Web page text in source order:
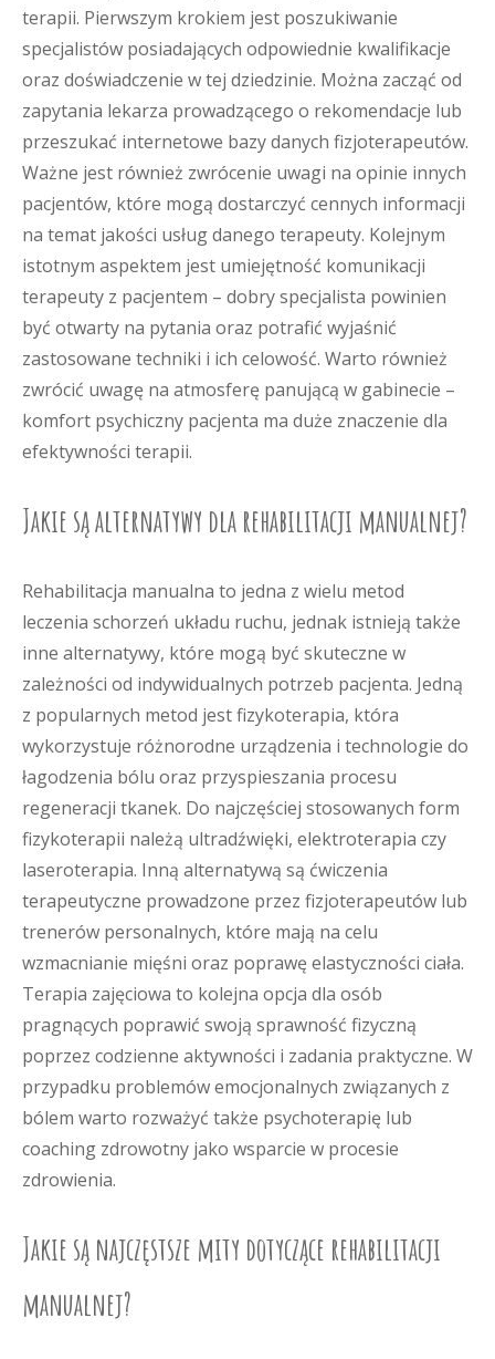
terapii. Pierwszym krokiem jest poszukiwanie
specjalistów posiadających odpowiednie kwalifikacje
oraz doświadczenie w tej dziedzinie. Można zacząć od
zapytania lekarza prowadzącego o rekomendacje lub
przeszukać internetowe bazy danych fizjoterapeutów.
Ważne jest również zwrócenie uwagi na opinie innych
pacjentów, które mogą dostarczyć cennych informacji
na temat jakości usług danego terapeuty. Kolejnym
istotnym aspektem jest umiejętność komunikacji
terapeuty z pacjentem – dobry specjalista powinien
być otwarty na pytania oraz potrafić wyjaśnić
zastosowane techniki i ich celowość. Warto również
zwrócić uwagę na atmosferę panującą w gabinecie –
komfort psychiczny pacjenta ma duże znaczenie dla
efektywności terapii.
Jakie są alternatywy dla rehabilitacji manualnej?
Rehabilitacja manualna to jedna z wielu metod
leczenia schorzeń układu ruchu, jednak istnieją także
inne alternatywy, które mogą być skuteczne w
zależności od indywidualnych potrzeb pacjenta. Jedną
z popularnych metod jest fizykoterapia, która
wykorzystuje różnorodne urządzenia i technologie do
łagodzenia bólu oraz przyspieszania procesu
regeneracji tkanek. Do najczęściej stosowanych form
fizykoterapii należą ultradźwięki, elektroterapia czy
laseroterapia. Inną alternatywą są ćwiczenia
terapeutyczne prowadzone przez fizjoterapeutów lub
trenerów personalnych, które mają na celu
wzmacnianie mięśni oraz poprawę elastyczności ciała.
Terapia zajęciowa to kolejna opcja dla osób
pragnących poprawić swoją sprawność fizyczną
poprzez codzienne aktywności i zadania praktyczne. W
przypadku problemów emocjonalnych związanych z
bólem warto rozważyć także psychoterapię lub
coaching zdrowotny jako wsparcie w procesie
zdrowienia.
Jakie są najczęstsze mity dotyczące rehabilitacji
manualnej?